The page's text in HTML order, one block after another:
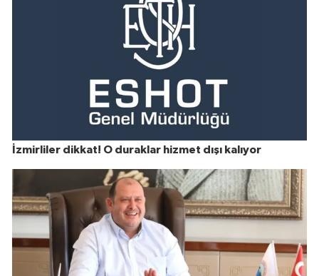
İzmirliler dikkat! O duraklar hizmet dışı kalıyor